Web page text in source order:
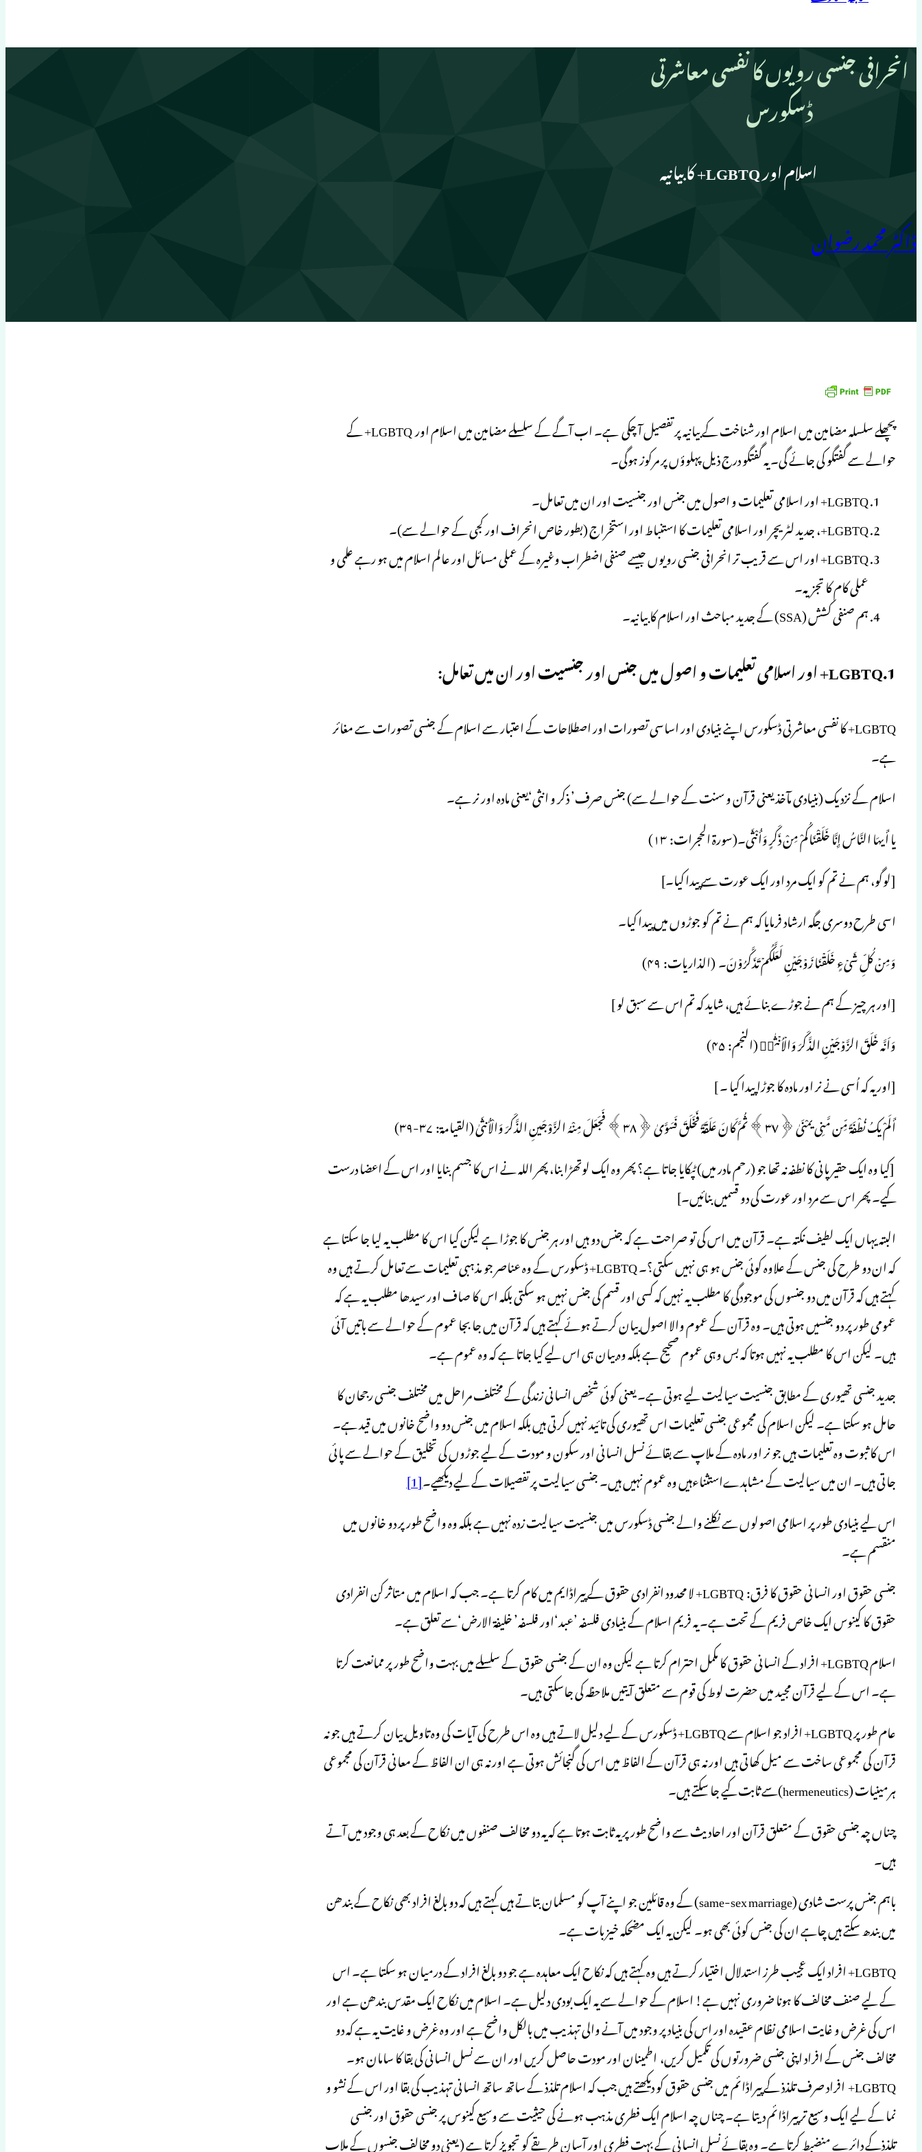
انحرافی جنسی رویوں کا نفسی معاشرتی
ڈسکورس
اسلام اور LGBTQ+ کا بیانیہ
ڈاکٹر محمد رضوان
پچھلے سلسلہ مضامین میں اسلام اور شناخت کے بیانیہ پر تفصیل آ چکی ہے۔ اب آگے کے سلسلے مضامین میں اسلام اور LGBTQ+ کے
حوالے سے گفتگو کی جائے گی۔ یہ گفتگو درج ذیل پہلوؤں پر مرکوز ہوگی۔
LGBTQ+ اور اسلامی تعلیمات و اصول میں جنس اور جنسیت اور ان میں تعامل۔
LGBTQ+، جدید لٹریچر اور اسلامی تعلیمات کا استنباط اور استخراج (بطور خاص انحراف اور کجی کے حوالے سے)۔
LGBTQ+ اور اس سے قریب تر انحرافی جنسی رویوں جیسے صنفی اضطراب وغیرہ کے عملی مسائل اور عالم اسلام میں ہو رہے علمی و
عملی کام کا تجزیہ۔
ہم صنفی کشش (SSA) کے جدید مباحث اور اسلام کا بیانیہ۔
1.LGBTQ+ اور اسلامی تعلیمات و اصول میں جنس اور جنسیت اور ان میں تعامل:
LGBTQ+ کا نفسی معاشرتی ڈسکورس اپنے بنیادی اور اساسی تصورات اور اصطلاحات کے اعتبار سے اسلام کے جنسی تصورات سے مغائر
ہے۔
اسلام کے نزدیک (بنیادی مآخذ یعنی قرآن و سنت کے حوالے سے) جنس صرف’ ذکر و انثی‘یعنی مادہ اور نر ہے۔
یا أَیهَا النَّاسُ إِنَّا خَلَقْنَاكُمْ مِنْ ذَكَرٍ وَأُنْثَى۔(سورة الحجرات: ۱۳)
[لوگو، ہم نے تم کو ایک مرد اور ایک عورت سے پیدا کیا۔]
اسی طرح دوسری جگہ ارشاد فرمایا کہ ہم نے تم کو جوڑوں میں پیدا کیا۔
وَمِنۡ كُلِّ شَىۡءٍ خَلَقۡنَا زَوۡجَیۡنِ لَعَلَّكُمۡ تَذَكَّرُوۡنَ‏۔ (الذاریات: ۴۹)
[اور ہر چیز کے ہم نے جوڑے بنائے ہیں، شاید کہ تم اس سے سبق لو ]
وَاَنَّه خَلَقَ الزَّوۡجَیۡنِ الذَّكَرَ وَالۡاُنۡثٰىۙ‏ (النجم: ۴۵)
[اور یہ کہ اُسی نے نر اور مادہ کا جوڑا پیدا کیا ۔ ]
أَلَمْ یكُ نُطْفَةً مِّن مَّنِی یمْنَىٰ ‎﴿٣٧﴾‏ ثُمَّ كَانَ عَلَقَةً فَخَلَقَ فَسَوَّىٰ ‎﴿٣٨﴾‏ فَجَعَلَ مِنْهُ الزَّوْجَینِ الذَّكَرَ وَالْأُنثَىٰ (القیامة: ۳۷-۳۹)
‏ [کیا وہ ایک حقیر پانی کا نطفہ نہ تھا جو (رحم مادر میں) ٹپکایا جاتا ہے؟ پھر وہ ایک لوتھڑا بنا، پھر اللہ نے اس کا جسم بنایا اور اس کے اعضا درست
کیے۔ پھر اس سے مرد اور عورت کی دو قسمیں بنائیں۔]
البتہ یہاں ایک لطیف نکتہ ہے۔ قرآن میں اس کی تو صراحت ہے کہ جنس دو ہیں اور ہر جنس کا جوڑا ہے لیکن کیا اس کا مطلب یہ لیا جا سکتا ہے
کہ ان دو طرح کی جنس کے علاوہ کوئی جنس ہو ہی نہیں سکتی؟۔ LGBTQ+ ڈسکورس کے وہ عناصر جو مذہبی تعلیمات سے تعامل کرتے ہیں وہ
کہتے ہیں کہ قرآن میں دو جنسوں کی موجودگی کا مطلب یہ نہیں کہ کسی اور قسم کی جنس نہیں ہو سکتی بلکہ اس کا صاف اور سیدھا مطلب یہ ہے کہ
عمومی طور پر دو جنسیں ہوتی ہیں۔ وہ قرآن کے عموم والا اصول بیان کرتے ہوئے کہتے ہیں کہ قرآن میں جا بجا عموم کے حوالے سے باتیں آئی
ہیں۔ لیکن اس کا مطلب یہ نہیں ہوتا کہ بس وہی عموم صحیح ہے بلکہ وہ بیان ہی اس لیے کیا جاتا ہے کہ وہ عموم ہے۔
جدید جنسی تھیوری کے مطابق جنسیت سیالیت لیے ہوتی ہے۔ یعنی کوئی شخص انسانی زندگی کے مختلف مراحل میں مختلف جنسی رجحان کا
حامل ہو سکتا ہے۔ لیکن اسلام کی مجموعی جنسی تعلیمات اس تھیوری کی تائید نہیں کرتی ہیں بلکہ اسلام میں جنس دو واضح خانوں میں قید ہے۔
اس کا ثبوت وہ تعلیمات ہیں جو نر اور مادہ کے ملاپ سے بقائے نسل انسانی اور سکون و مودت کے لیے جوڑوں کی تخلیق کے حوالے سے پائی
جاتی ہیں۔ ان میں سیالیت کے مشاہدےاستثناءہیں وہ عموم نہیں ہیں۔ جنسی سیالیت پر تفصیلات کے لیے دیکھیے۔[1]
اس لیے بنیادی طور پر اسلامی اصولوں سے نکلنے والے جنسی ڈسکورس میں جنسیت سیالیت زدہ نہیں ہے بلکہ وہ واضح طور پر دو خانوں میں
منقسم ہے۔
جنسی حقوق اور انسانی حقوق کا فرق: LGBTQ+ لا محدود انفرادی حقوق کے پیراڈایم میں کام کرتا ہے۔ جب کہ اسلام میں متاثر کن انفرادی
حقوق کا کینوس ایک خاص فریم کے تحت ہے۔ یہ فریم اسلام کے بنیادی فلسفہ ’عبد‘اور فلسفہ’ خلیفة الارض‘سے تعلق ہے۔
اسلام LGBTQ+ افراد کے انسانی حقوق کا مکمل احترام کرتا ہے لیکن وہ ان کے جنسی حقوق کے سلسلے میں بہت واضح طور پر ممانعت کرتا
ہے۔ اس کے لیے قرآن مجید میں حضرت لوط کی قوم سے متعلق آیتیں ملاحظہ کی جاسکتی ہیں۔
عام طور پر LGBTQ+ افراد جو اسلام سے LGBTQ+ ڈسکورس کے لیے دلیل لاتے ہیں وہ اس طرح کی آیات کی وہ تاویل بیان کرتے ہیں جو نہ
قرآن کی مجموعی ساخت سے میل کھاتی ہیں اور نہ ہی قرآن کے الفاظ میں اس کی گنجائش ہوتی ہے اور نہ ہی ان الفاظ کے معانی قرآن کی مجموعی
ہرمینیات (hermeneutics)سے ثابت کیے جا سکتے ہیں۔
چناں چہ جنسی حقوق کے متعلق قرآن اور احادیث سے واضح طور پر یہ ثابت ہوتا ہے کہ یہ دو مخالف صنفوں میں نکاح کے بعد ہی وجود میں آتے
ہیں۔
باہم جنس پرست شادی (same-sex marriage) کے وہ قائلین جو اپنے آپ کو مسلمان بتاتے ہیں کہتے ہیں کہ دو بالغ افراد بھی نکاح کے بندھن
میں بندھ سکتے ہیں چاہے ان کی جنس کوئی بھی ہو۔ لیکن یہ ایک مضحکہ خیز بات ہے۔
LGBTQ+ افراد ایک عجیب طرز استدلال اختیار کرتے ہیں وہ کہتے ہیں کہ نکاح ایک معاہدہ ہے جو دو بالغ افراد کے درمیان ہو سکتا ہے۔ اس
کے لیے صنف مخالف کا ہونا ضروری نہیں ہے! اسلام کے حوالے سے یہ ایک بودی دلیل ہے۔ اسلام میں نکاح ایک مقدس بندھن ہے اور
اس کی غرض و غایت اسلامی نظام عقیدہ اور اس کی بنیاد پر وجود میں آنے والی تہذیب میں بالکل واضح ہے اور وہ غرض و غایت یہ ہے کہ دو
مخالف جنس کے افراد اپنی جنسی ضرورتوں کی تکمیل کریں، اطمینان اور مودت حاصل کریں اور ان سے نسل انسانی کی بقا کا سامان ہو۔
LGBTQ+ افراد صرف تلذذ کے پیراڈائم میں جنسی حقوق کو دیکھتے ہیں جب کہ اسلام تلذذ کے ساتھ ساتھ انسانی تہذیب کی بقا اور اس کے نشو و
نما کے لیے ایک وسیع تر پیراڈائم دیتا ہے۔ چناں چہ اسلام ایک فطری مذہب ہونے کی حیثیت سے وسیع کینوس پر جنسی حقوق اور جنسی
تلذذکے دائرے منضبط کرتا ہے۔ وہ بقائے نسل انسانی کے بہت فطری اور آسان طریقے کو تجویز کرتا ہے ( یعنی دو مخالف جنسوں کے ملاپ